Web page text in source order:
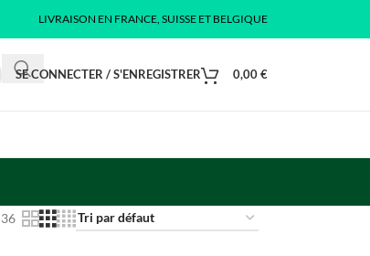
LIVRAISON EN FRANCE, SUISSE ET BELGIQUE
SE CONNECTER / S'ENREGISTRER 0,00€
36